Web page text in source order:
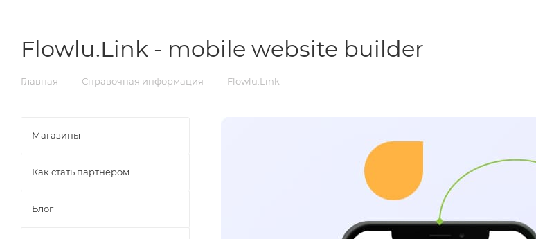
Flowlu.Link - mobile website builder
Главная — Справочная информация — Flowlu.Link
Магазины
Как стать партнером
Блог